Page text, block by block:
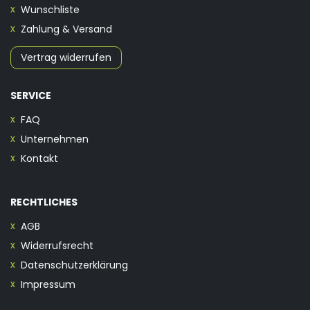
Wunschliste
Zahlung & Versand
Vertrag widerrufen
SERVICE
FAQ
Unternehmen
Kontakt
RECHTLICHES
AGB
Widerrufsrecht
Datenschutzerklärung
Impressum